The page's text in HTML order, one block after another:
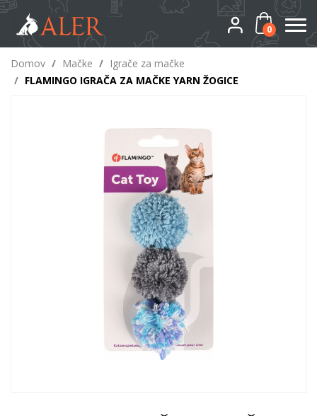
0
Domov / Mačke / Igrače za mačke
/ FLAMINGO IGRAČA ZA MAČKE YARN ŽOGICE